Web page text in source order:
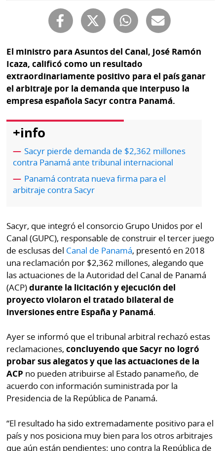
Comunicados
Catálogos
Lotería
Kiosko
digital
Luctuosas
RSS
Autores
Notas
al
lector
prácticas
OTROS
SITIOS
por
Metro
Tienda
Panamá
Tus
Tiquetes
KM
Corprensa
Diario
Ellas
Club
La
Prensa
Busca
Hoy
por
Hoy
⌾
Sábado
⌾
La
⌾
Tal
Cual
⌾
Sin
Censura
El ministro para Asuntos del Canal, José Ramón
Icaza, calificó como un resultado
extraordinariamente positivo para el país ganar
el arbitraje por la demanda que interpuso la
empresa española Sacyr contra Panamá.
+info
Sacyr pierde demanda de $2,362 millones
contra Panamá ante tribunal internacional
Panamá contrata nueva firma para el
arbitraje contra Sacyr
Sacyr, que integró el consorcio Grupo Unidos por el
Canal (GUPC), responsable de construir el tercer juego
de esclusas del Canal de Panamá, presentó en 2018
una reclamación por $2,362 millones, alegando que
las actuaciones de la Autoridad del Canal de Panamá
(ACP)durante la licitación y ejecución del
proyecto violaron el tratado bilateral de
inversiones entre España y Panamá.
Ayer se informó que el tribunal arbitral rechazó estas
reclamaciones,concluyendo que Sacyr no logró
probar sus alegatos y que las actuaciones de la
ACP no pueden atribuirse al Estado panameño, de
acuerdo con información suministrada por la
Presidencia de la República de Panamá.
“El resultado ha sido extremadamente positivo para el
país y nos posiciona muy bien para los otros arbitrajes
que aún están pendientes: uno contra la República de